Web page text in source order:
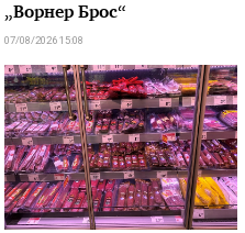
„Ворнер Брос“
07/08/2026 15:08